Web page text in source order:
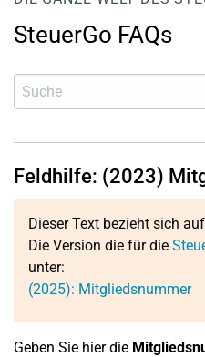
SteuerGo FAQs
Feldhilfe: (2023)
Dieser Text bezieht sich
Die Version die für die
unter:
(2025): Mitgliedsnummer
Geben Sie hier die